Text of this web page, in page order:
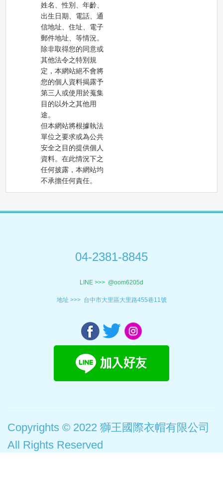
姓名、性別、年齡、
出生日期、電話、通
信地址、住址、電子
郵件地址、等情況。
除非取得您的同意或
其他法令之特別規
定，本網站絕不會將
您的個人資料揭露予
第三人或使用於蒐集
目的以外之其他用
途。
但本網站將根據執法
單位之要求或為公共
安全之目的提供個人
資料。在此情況下之
任何披露，本網站均
不承擔任何責任。
04-2381-8845
LINE >>> @oom6205d
地址 >>> 台中市大里區大里路455巷11號
Copyrights © 2022 獅王國際衣帽有限公司
All Rights Reserved